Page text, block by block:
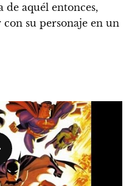
de aquél entonces,
su personaje en un